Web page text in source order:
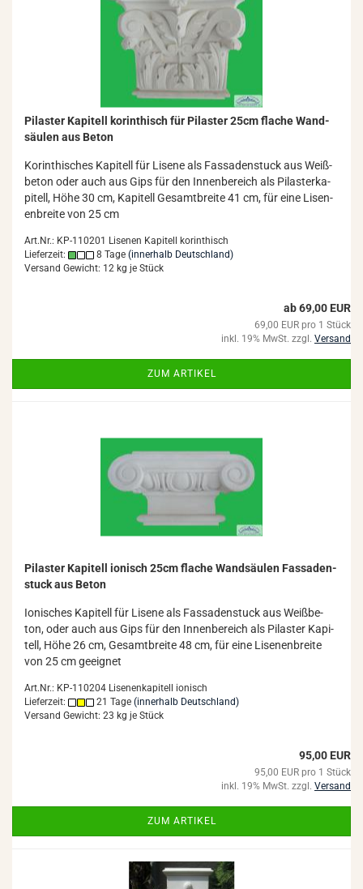
Pi­las­ter Ka­pi­tell ko­rin­thisch für Pi­las­ter 25cm fla­che Wand­
säu­len aus Beton
Ko­rin­thi­sches Ka­pi­tell für Li­se­ne als Fas­sa­den­stuck aus Weiß­
be­ton oder auch aus Gips für den In­nen­be­reich als Pi­las­ter­ka­
pi­tell, Höhe 30 cm, Ka­pi­tell Ge­samt­brei­te 41 cm, für eine Li­se­n­
en­brei­te von 25 cm
Art.Nr.: KP-110201 Lisenen Kapitell korinthisch
Lieferzeit:
8 Tage (innerhalb Deutschland)
Versand Gewicht: 12 kg je Stück
ab 69,00 EUR
69,00 EUR pro 1 Stück
inkl. 19% MwSt. zzgl. Versand
ZUM ARTIKEL
Pi­las­ter Ka­pi­tell io­ni­sch 25cm fla­che Wand­säu­len Fas­sa­den­
stuck aus Beton
Io­ni­sches Ka­pi­tell für Li­se­ne als Fas­sa­den­stuck aus Weiß­be­
ton, oder auch aus Gips für den In­nen­be­reich als Pi­las­ter Ka­pi­
tell, Höhe 26 cm, Ge­samt­brei­te 48 cm, für eine Li­se­n­en­brei­te
von 25 cm ge­eig­net
Art.Nr.: KP-110204 Lisenenkapitell ionisch
Lieferzeit:
21 Tage (innerhalb Deutschland)
Versand Gewicht: 23 kg je Stück
95,00 EUR
95,00 EUR pro 1 Stück
inkl. 19% MwSt. zzgl. Versand
ZUM ARTIKEL